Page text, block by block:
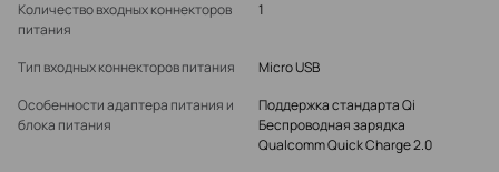
Количество входных коннекторов
питания
1
Тип входных коннекторов питания
Micro USB
Особенности адаптера питания и
блока питания
Поддержка стандарта Qi
Беспроводная зарядка
Qualcomm Quick Charge 2.0